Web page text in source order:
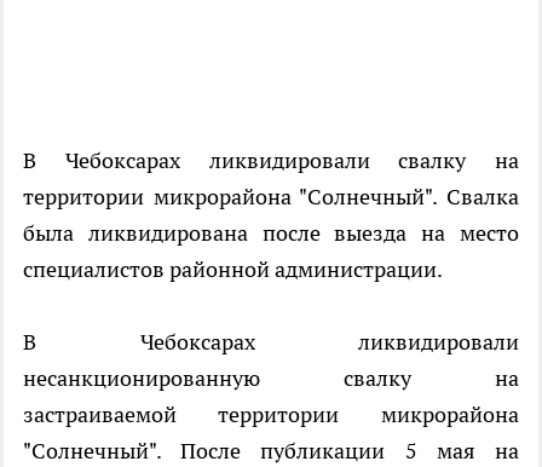
В Чебоксарах ликвидировали свалку на
территории микрорайона "Солнечный". Свалка
была ликвидирована после выезда на место
специалистов районной администрации.
В Чебоксарах ликвидировали
несанкционированную свалку на
застраиваемой территории микрорайона
"Солнечный". После публикации 5 мая на